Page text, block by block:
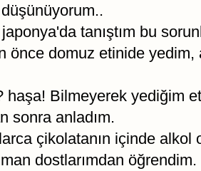
tanıştım bu
önce domuz etinide yedim,
haşa! Bilmeyerek yediğim
sonra anladım.
çikolatanın içinde alkol
dostlarımdan öğrendim.